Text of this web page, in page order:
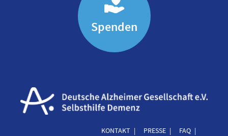
Spenden
KONTAKT PRESSE
FAQ